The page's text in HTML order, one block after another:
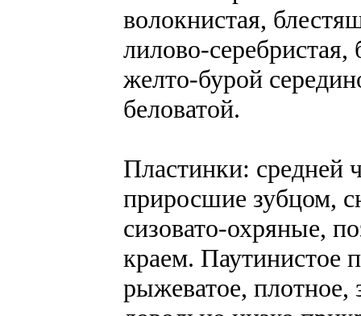
волокнистая,
лилово-серебристая,
желто-бурой
беловатой.
Пластинки: средней
приросшие зубцом,
сизовато-охряные,
краем. Паутинистое
рыжеватое, плотное,